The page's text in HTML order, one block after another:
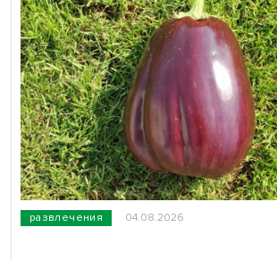
развлечения 04.08.2026